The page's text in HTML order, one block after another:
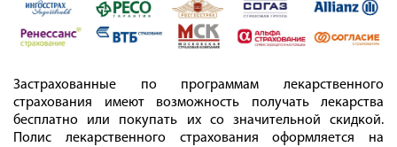
Застрахованные по программам лекарственного
страхования имеют возможность получать лекарства
бесплатно или покупать их со значительной скидкой.
Полис лекарственного страхования оформляется на